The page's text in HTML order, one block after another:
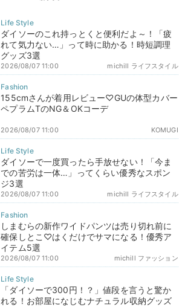
ダイソーのこれ持っとくと便利だよ～！「疲
れて気力ない…」って時に助かる！時短調理
グッズ3選
michill ライフスタイル
2026/08/07 11:00
155cmさんが着用レビュー♡GUの体型カバー
ペプラムTのNG＆OKコーデ
KOMUGI
2026/08/07 11:00
ダイソーで一度買ったら手放せない！「今ま
での苦労は一体…」ってくらい優秀なスポン
ジ3選
michill ライフスタイル
2026/08/07 11:00
しまむらの新作ワイドパンツは売り切れ前に
確保しとこ♡はくだけでサマになる！優秀ア
イテム5選
michill ファッション
2026/08/07 11:00
「ダイソーで300円！？」値段を言うと驚か
れる！お部屋になじむナチュラル収納グッズ